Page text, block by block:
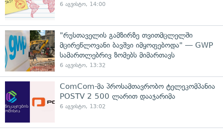
6 აგვისტო, 14:00
"რუსთაველის გამზირზე თვითმცლელში
მცირეწლოვანი ბავშვი იმყოფებოდა" — GWP
სამართლებრივ ზომებს მიმართავს
6 აგვისტო, 13:32
ComCom-მა პროსამთავრობო ტელეკომპანია
POSTV 2 500 ლარით დააჯარიმა
6 აგვისტო, 13:02